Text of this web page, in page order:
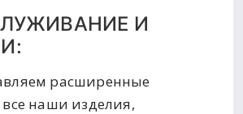
И
расширенные
наши изделия,